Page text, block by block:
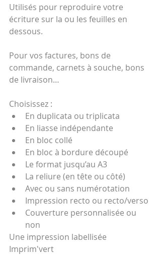
Utilisés pour reproduire votre
écriture sur la ou les feuilles en
dessous.
Pour vos factures, bons de
commande, carnets à souche, bons
de livraison…
Choisissez :
En duplicata ou triplicata
En liasse indépendante
En bloc collé
En bloc à bordure découpé
Le format jusqu’au A3
La reliure (en tête ou côté)
Avec ou sans numérotation
Impression recto ou recto/verso
Couverture personnalisée ou
non
Une impression labellisée
Imprim'vert